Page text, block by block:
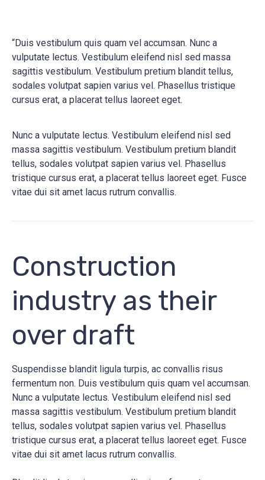
“Duis vestibulum quis quam vel accumsan. Nunc a
vulputate lectus. Vestibulum eleifend nisl sed massa
sagittis vestibulum. Vestibulum pretium blandit tellus,
sodales volutpat sapien varius vel. Phasellus tristique
cursus erat, a placerat tellus laoreet eget.
Nunc a vulputate lectus. Vestibulum eleifend nisl sed
massa sagittis vestibulum. Vestibulum pretium blandit
tellus, sodales volutpat sapien varius vel. Phasellus
tristique cursus erat, a placerat tellus laoreet eget. Fusce
vitae dui sit amet lacus rutrum convallis.
Construction
industry as their
over draft
Suspendisse blandit ligula turpis, ac convallis risus
fermentum non. Duis vestibulum quis quam vel accumsan.
Nunc a vulputate lectus. Vestibulum eleifend nisl sed
massa sagittis vestibulum. Vestibulum pretium blandit
tellus, sodales volutpat sapien varius vel. Phasellus
tristique cursus erat, a placerat tellus laoreet eget. Fusce
vitae dui sit amet lacus rutrum convallis.